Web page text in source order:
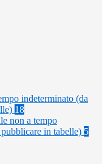
indeterminato (da
18
non a tempo
in tabelle) 5